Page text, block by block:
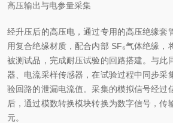
高压输出与电参量采集
经升压后的高压电，通过专用的高压绝缘套
用复合绝缘材质，配合内部 SF₆气体绝缘，
被测试品，完成耐压试验的回路搭建。与此
器、电流采样传感器，在试验过程中同步采
验回路的泄漏电流值。采集的模拟信号经过
后，通过模数转换模块转换为数字信号，传
元。